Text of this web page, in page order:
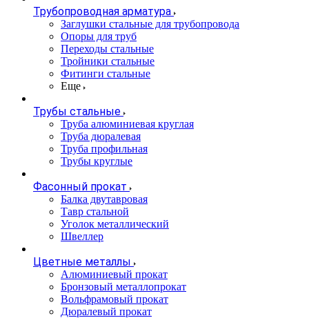
Трубопроводная арматура
Заглушки стальные для трубопровода
Опоры для труб
Переходы стальные
Тройники стальные
Фитинги стальные
Еще
Трубы стальные
Труба алюминиевая круглая
Труба дюралевая
Труба профильная
Трубы круглые
Фасонный прокат
Балка двутавровая
Тавр стальной
Уголок металлический
Швеллер
Цветные металлы
Алюминиевый прокат
Бронзовый металлопрокат
Вольфрамовый прокат
Дюралевый прокат